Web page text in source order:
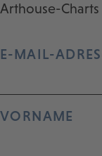
Arthouse-
E-MAIL-
VORNAME